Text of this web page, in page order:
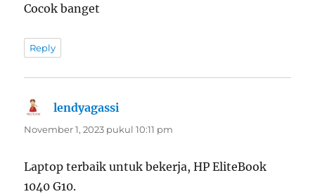
Cocok banget
Reply
lendyagassi
November 1, 2023 pukul 10:11 pm
Laptop terbaik untuk bekerja, HP EliteBook
1040 G10.